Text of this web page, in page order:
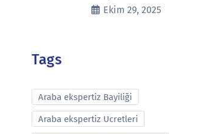
Ekim 29, 2025
Tags
Araba ekspertiz Bayiliği
Araba ekspertiz Ucretleri